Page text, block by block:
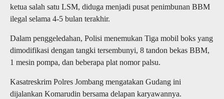
ketua salah satu LSM, diduga menjadi pusat penimbunan BBM
ilegal selama 4-5 bulan terakhir.
Dalam penggeledahan, Polisi menemukan Tiga mobil boks yang
dimodifikasi dengan tangki tersembunyi, 8 tandon bekas BBM,
1 mesin pompa, dan beberapa plat nomor palsu.
Kasatreskrim Polres Jombang mengatakan Gudang ini
dijalankan Komarudin bersama delapan karyawannya.